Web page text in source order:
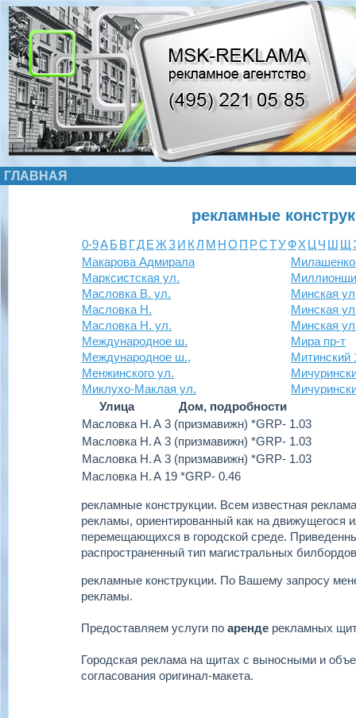
ГЛАВНАЯ
рекламные
0-9АБ ВГДЕЖЗИ КЛ М НО П РСТУФХ Ц Ч Ш Щ
Макарова Адмирала
Марксистская ул.
Масловка В. ул.
Масловка Н.
Масловка Н. ул.
Международное ш.
Международное ш.,
Менжинского ул.
Миклухо-Маклая ул.
Минская ул
Минская
Минская
Мира пр-т
Митинский
Улица
Дом, подробности
Масловка Н.А 3 (призмавижн) *GRP- 1.03
Масловка Н.А 3 (призмавижн) *GRP- 1.03
Масловка Н.А 3 (призмавижн) *GRP- 1.03
Масловка Н.А 19 *GRP- 0.46
рекламные конструкции. Всем известная
рекламы, ориентированный как на движущегося
перемещающихся в городской среде.
распространенный тип магистральных
рекламные конструкции. По Вашему запросу
рекламы.
Предоставляем услуги по аренде рекламных
Городская реклама на щитах с выносными и
согласования оригинал-макета.